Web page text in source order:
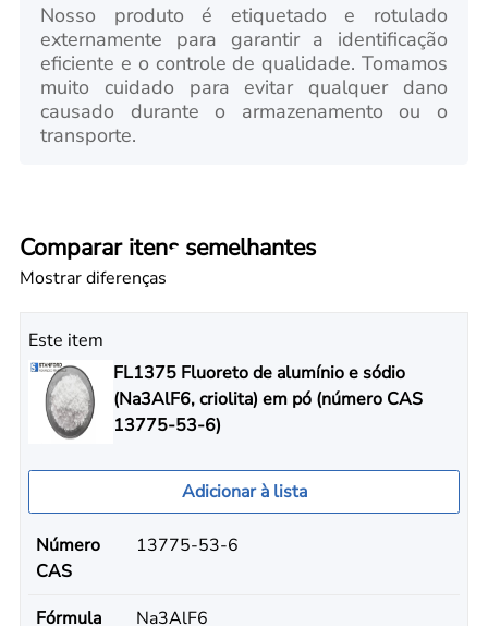
Nosso produto é etiquetado e rotulado
externamente para garantir a identificação
eficiente e o controle de qualidade. Tomamos
muito cuidado para evitar qualquer dano
causado durante o armazenamento ou o
transporte.
Comparar itens semelhantes
Mostrar diferenças
Este item
FL1375 Fluoreto de alumínio e sódio
(Na3AlF6, criolita) em pó (número CAS
13775-53-6)
Adicionar à lista
Número
CAS
13775-53-6
Fórmula Na3AlF6